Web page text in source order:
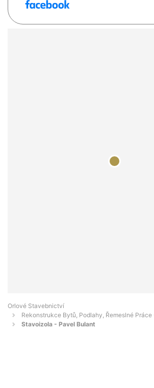
Orlové Stavebnictví
Rekonstrukce Bytů, Podlahy, Řemeslné Práce
Stavoizola - Pavel Bulant